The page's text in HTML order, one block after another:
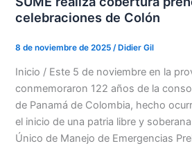
celebraciones de Colón
8 de noviembre de 2025 / Didier Gil
Inicio / Este 5 de noviembre en la
conmemoraron 122 años de la
de Panamá de Colombia, hecho
el inicio de una patria libre y
Único de Manejo de Emergencias